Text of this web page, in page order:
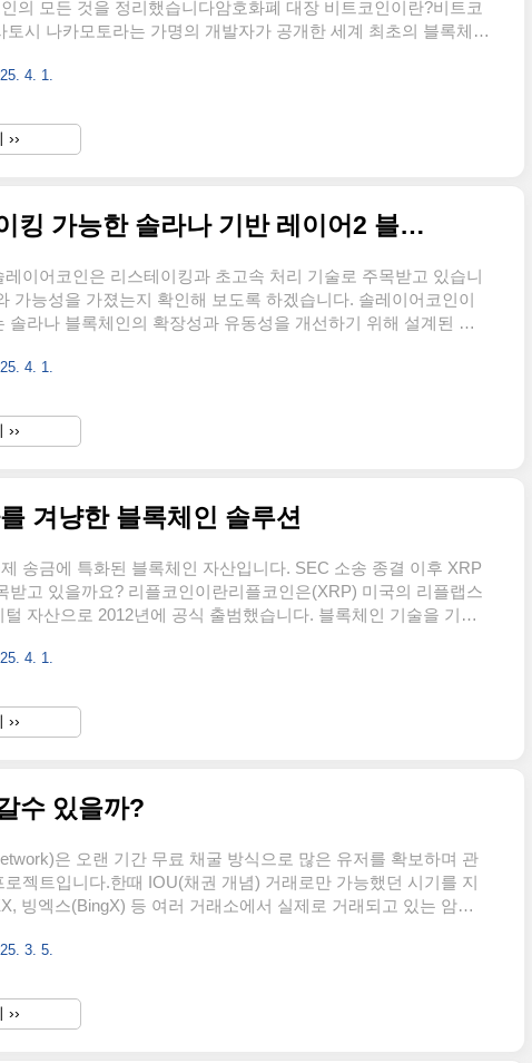
의 모든 것을 정리했습니다암호화폐 대장 비트코인이란?비트코
토시 나카모토라는 가명의 개발자가 공개한 세계 최초의 블록체인
. 중앙 기관 없이 개인 간 직접 송금이 가능한 탈중앙 구조를 목표
적인 기능에 집중한 프로젝트이며 영어 정식 표기는 Bitcoin으로
자주 사용됩니다. 현재는 디지털 금이라는 별칭으로 불리며 암
4. 1.
››
솔레이어코인이란? 리스테이킹 가능한 솔라나 기반 레이어2 블록체인
레이어코인은 리스테이킹과 초고속 처리 기술로 주목받고 있습니
가능성을 가졌는지 확인해 보도록 하겠습니다. 솔레이어코인이
솔라나 블록체인의 확장성과 유동성을 개선하기 위해 설계된 레
는 메커니즘을 제공합니다. 이를 통해 사용자들은 기본 보상 외에
기는 Solayer이며, 토큰 명칭은 LAYER입니다. 인프라형 유틸리티
이어 공식 홈페이지솔레이어 토
4. 1.
››
겨냥한 블록체인 솔루션
송금에 특화된 블록체인 자산입니다. SEC 소송 종결 이후 XRP
받고 있을까요? 리플코인이란리플코인은(XRP) 미국의 리플랩스
털 자산으로 2012년에 공식 출범했습니다. 블록체인 기술을 기반
로 설계된 점이 가장 큰 특징입니다. 리플코인은 이더리움이나
을 바탕으로 한 재미용 코인이 아니라 실제 금융 시스템에서 사
만든 실용적인 코인입니다 엑스알피로 명칭변경이름 때문에 종
4. 1.
››
수 있을까?
은 오랜 기간 무료 채굴 방식으로 많은 유저를 확보하며 관
로젝트입니다.한때 IOU(채권 개념) 거래로만 가능했던 시기를 지
빙엑스(BingX) 등 여러 거래소에서 실제로 거래되고 있는 암호
상승할 가능성이 있을까요? 지극히 개인적인 생각이며 단순히
"다단계다, 메인넷은 절대 못나온다, 절대 상장하지 못한다" 라
파이코인이 거래소 상장을 했다는 점에서 일단 성공한 프로젝트
3. 5.
››